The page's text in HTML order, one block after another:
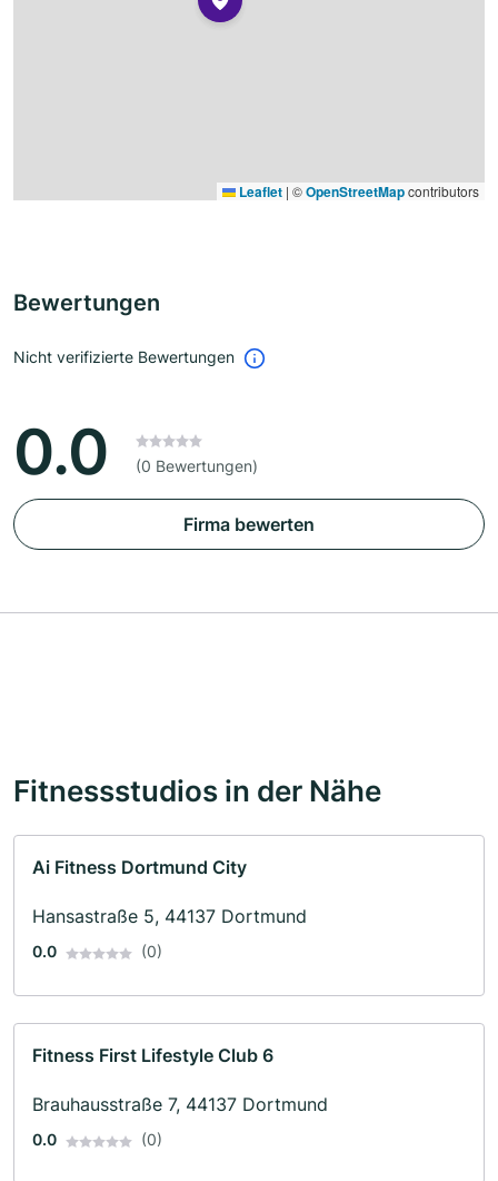
Leaflet | ©OpenStreetMapcontributors
Bewertungen
Nicht verifizierte Bewertungen
0.0 (0 Bewertungen)
Firma bewerten
Fitnessstudios in der Nähe
Ai Fitness Dortmund City
Hansastraße 5, 44137 Dortmund
0.0 (0)
Fitness First Lifestyle Club 6
Brauhausstraße 7, 44137 Dortmund
0.0 (0)